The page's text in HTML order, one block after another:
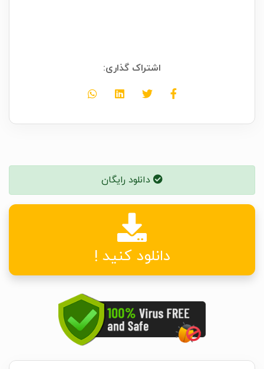
اشتراک گذاری:
دانلود رایگان
دانلود کنید !